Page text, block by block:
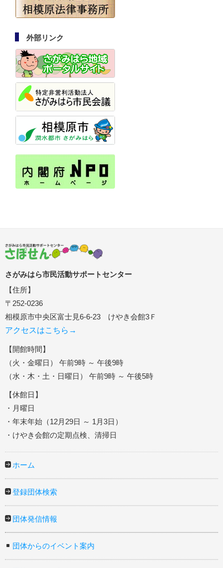
外部リンク
さがみはら市民活動サポートセンター
【住所】
〒252-0236
相模原市中央区富士見6-6-23 けやき会館3Ｆ
アクセスはこちら→
【開館時間】
（火・金曜日） 午前9時 ～ 午後9時
（水・木・土・日曜日） 午前9時 ～ 午後5時
【休館日】
・月曜日
・年末年始（12月29日 ～ 1月3日）
・けやき会館の定期点検、清掃日
ホーム
登録団体検索
団体発信情報
団体からのイベント案内